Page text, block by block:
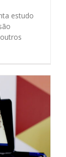
estudo